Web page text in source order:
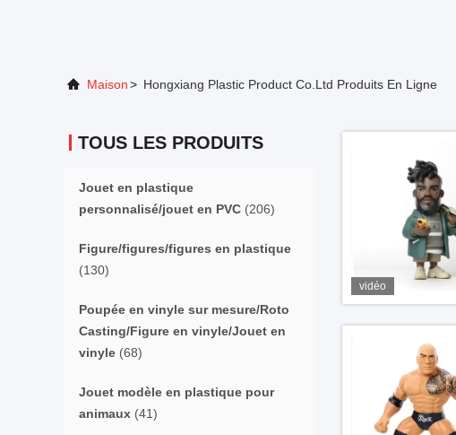
Maison> Hongxiang Plastic Product Co.Ltd Produits En Ligne
TOUS LES PRODUITS
Jouet en plastique
personnalisé/jouet en PVC (206)
Figure/figures/figures en plastique
(130)
Poupée en vinyle sur mesure/Roto
Casting/Figure en vinyle/Jouet en
vinyle (68)
Jouet modèle en plastique pour
animaux (41)
vidéo